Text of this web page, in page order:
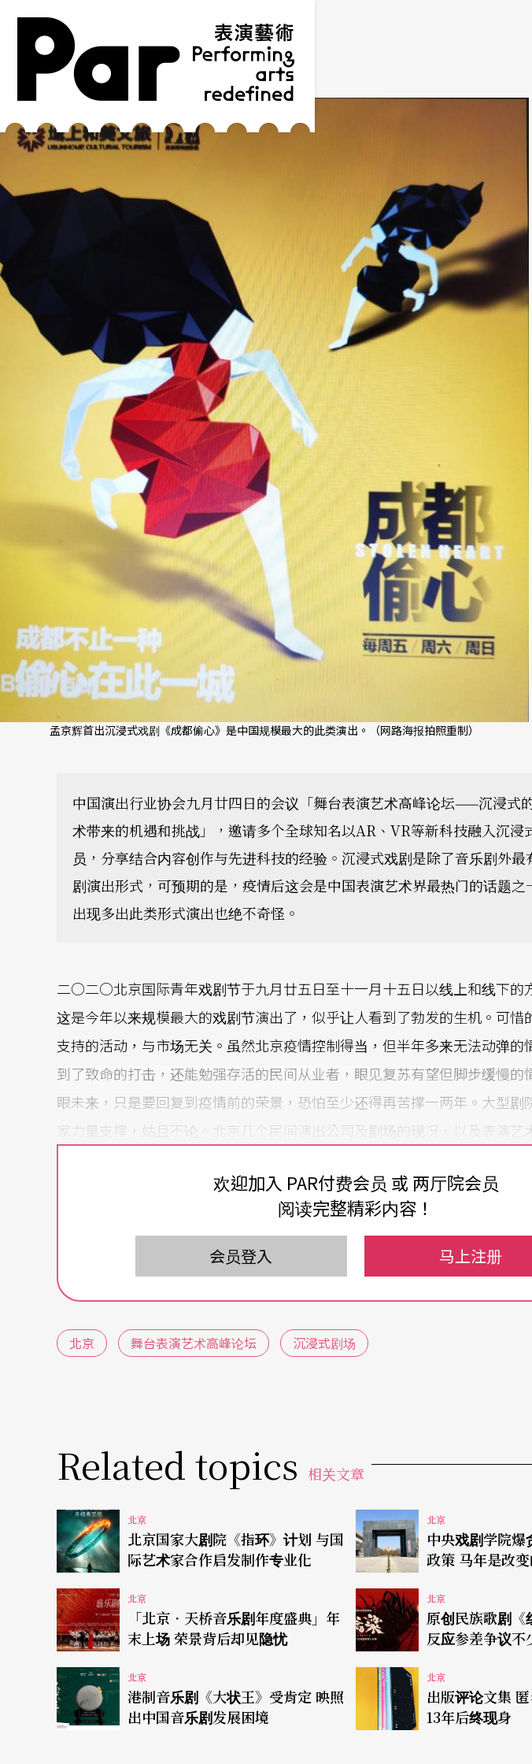
跳到主要内容区块
网站导览
孟京辉首出沉浸式戏剧《成都偷心》是中国规模最大的此类演出。（网路海报拍照重制）
中国演出行业协会九月廿四日的会议「舞台表演艺术高峰论坛——沉浸式
术带来的机遇和挑战」，邀请多个全球知名以AR、VR等新科技融入沉浸
员，分享结合内容创作与先进科技的经验。沉浸式戏剧是除了音乐剧外最
剧演出形式，可预期的是，疫情后这会是中国表演艺术界最热门的话题之
出现多出此类形式演出也绝不奇怪。
二○二○北京国际青年戏剧节于九月廿五日至十一月十五日以线上和线下的
这是今年以来规模最大的戏剧节演出了，似乎让人看到了勃发的生机。可惜
支持的活动，与市场无关。虽然北京疫情控制得当，但半年多来无法动弹的
到了致命的打击，还能勉强存活的民间从业者，眼见复苏有望但脚步缓慢的
眼未来，只是要回复到疫情前的荣景，恐怕至少还得再苦撑一两年。大型剧
家力量支撑，姑且不论。北京几个民间演出公司及剧场的现况，以及表演艺
中国第一个纯民间经营的蓬蒿剧场，这几年来不论是财务及营运上都一直处
多来更是无以为继，苦撑待变。但蓬蒿一直是小众文青的朝圣之地，创办者
无庸置疑，初心不移的坚定也令人感佩，只是客观环境的渐好是否来得及
场的自制当代经典名剧《枕头人》与《丽南山的美人》和孟京辉蜂巢剧场的
起都密集地排上了演出日程，虽说入座率仍限制在50%，但有著自己的剧场
不见利润的情况下也只能尽快复工复产，为再度繁盛做准备。幸好中国市场
些戏的利益。
表演艺术的本质与生态并未因这次流行病之灾而改变，疫情后的希望完全建
况。虽然疫情期间很多人思考表演艺术的出路，尤其线上演出基本上被证明
场体验的本质，走不通的。但表演艺术的未来并非不可能有新的思考。中国
——沉浸式的新科技为舞台艺术带来的机遇和挑战」就引人注目。这个会议邀
以AR、VR等新科技融入沉浸式演出的主创人员，包括美国白马无线工作室、
欢迎加入 PAR付费会员 或 两厅院会员
阅读完整精彩内容！
会员登入 马上注册
北京 舞台表演艺术高峰论坛 沉浸式剧场
Related topics 相关文章
北京
北京国家大剧院《指环》计划 与国
际艺术家合作启发制作专业化
北京
中央戏剧学院
政策 马年是改变
北京
「北京．天桥音乐剧年度盛典」年
末上场 荣景背后却见隐忧
北京
原创民族歌剧《
反应参差争议不
北京
港制音乐剧《大状王》受肯定 映照
出中国音乐剧发展困境
北京
出版评论文集 匿
13年后终现身